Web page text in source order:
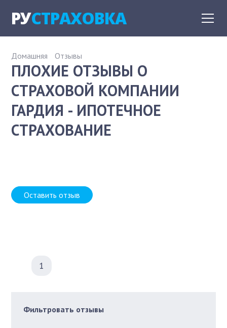
РУСТРАХОВКА
Домашняя Отзывы
ПЛОХИЕ ОТЗЫВЫ О
СТРАХОВОЙ КОМПАНИИ
ГАРДИЯ - ИПОТЕЧНОЕ
СТРАХОВАНИЕ
Оставить отзыв
1
Фильтровать отзывы